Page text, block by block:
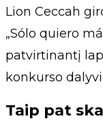
Lion Ceccah
„Sólo quiero
patvirtinantį
konkurso
Taip pat